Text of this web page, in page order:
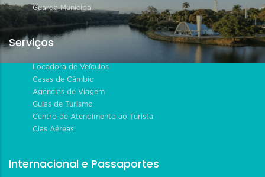
Guarda Municipal
Serviços
Locadora de Veículos
Casas de Câmbio
Agências de Viagem
Guias de Turismo
Centro de Atendimento ao Turista
Cias Aéreas
Internacional e Passaportes